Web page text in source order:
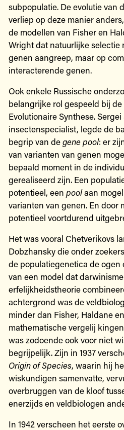
subpopulatie. De evolutie van
verliep op deze manier
de modellen van Fisher en
Wright dat natuurlijke selectie
genen aangreep, maar op
interacterende genen.
Ook enkele Russische
belangrijke rol gespeeld bij
Evolutionaire Synthese.
insectenspecialist, legde de
begrip van degene pool: er
van varianten van genen
bepaald moment in de
gerealiseerd zijn. Een
potentieel, een poolaan
varianten van genen. En door
potentieel voortdurend
Het was vooral Chetverikovs
Dobzhansky die onder
de populatiegenetica de ogen
van een model dat
erfelijkheidstheorie
achtergrond was de
minder dan Fisher, Haldane
mathematische vergelij
was zodoende ook voor niet
begrijpelijk. Zijn in 1937
Origin of Species, waarin hij
wiskundigen samenvatte,
overbruggen van de kloof
enerzijds en veldbiologen
In 1942 verscheen het eerste